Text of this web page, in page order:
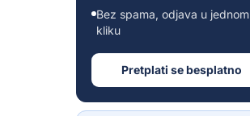
Bez spama, odjava u jednom
kliku
Pretplati se besplatno